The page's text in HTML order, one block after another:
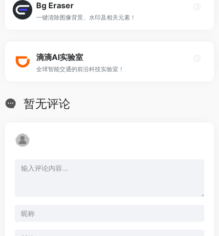
Bg Eraser
一键清除图像背景、水印及相关元素！
滴滴AI实验室
全球智能交通的前沿科技实验室！
暂无评论